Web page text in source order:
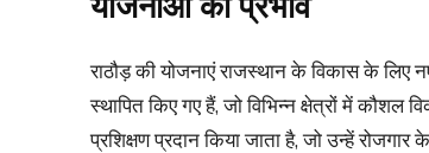
राठौड़ की योजनाएं राजस्थान के विकास के
स्थापित किए गए हैं, जो विभिन्न क्षेत्रों में
प्रशिक्षण प्रदान किया जाता है, जो उन्हें